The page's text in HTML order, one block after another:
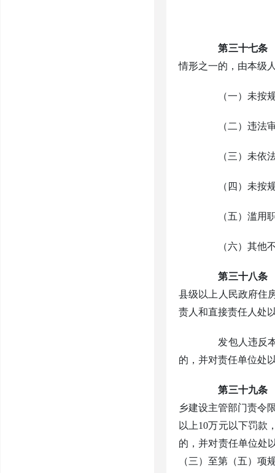
第三十七条
情形之一的，由本级
（一）未按规
（二）违法审
（三）未依法
（四）未按规
（五）滥用职
（六）其他不
第三十八条
县级以上人民政府住
责人和直接责任人处
发包人违反本
的，并对责任单位处
第三十九条
乡建设主管部门责令
以上10万元以下罚款
的，并对责任单位处
（三）至第（五）项